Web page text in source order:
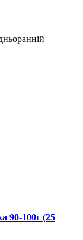
90-100г (25